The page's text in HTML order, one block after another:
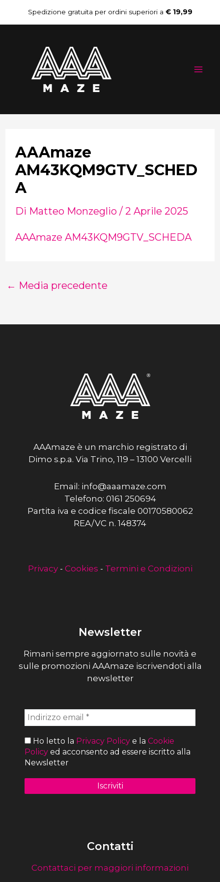
al
contenuto
Spedizione gratuita per ordini superiori a € 19,99
AAAmaze
AM43KQM9GTV_SCHED
A
Di Matteo Monzeglio / 2 Aprile 2025
AAAmaze AM43KQM9GTV_SCHEDA
Navigazione
articoli
← Media precedente
AAAmaze è un marchio registrato di
Dimo s.p.a. Via Trino, 119 – 13100 Vercelli
Email: info@aaamaze.com
Telefono: 0161 250694
Partita iva e codice fiscale 00170580062
REA/VC n. 148374
Privacy- Cookies - Termini e Condizioni
Newsletter
Rimani sempre aggiornato sulle novità e
sulle promozioni AAAmaze iscrivendoti alla
newsletter
Ho letto la Privacy Policy e la Cookie
Policy ed acconsento ad essere iscritto alla
Newsletter
Contatti
Contattaci per maggiori informazioni